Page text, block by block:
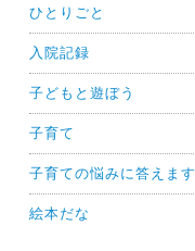
ひとりごと
入院記録
子どもと遊ぼう
子育て
子育ての悩みに答えます
絵本だな